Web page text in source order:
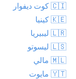
🇨🇮 كوت ديفوار
🇰🇪 كينيا
🇱🇷 ليبيريا
🇱🇸 ليسوتو
🇲🇱 مالي
🇾🇹 مايوت